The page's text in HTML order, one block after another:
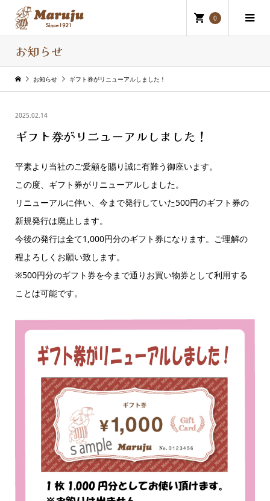
0
お知らせ
お知らせ ギフト券がリニューアルしました！
2025.02.14
ギフト券がリニューアルしました！
平素より当社のご愛顧を賜り誠に有難う御座います。
この度、ギフト券がリニューアルしました。
リニューアルに伴い、今まで発行していた500円のギフト券の
新規発行は廃止します。
今後の発行は全て1,000円分のギフト券になります。ご理解の
程よろしくお願い致します。
※500円分のギフト券を今まで通りお買い物券として利用する
ことは可能です。